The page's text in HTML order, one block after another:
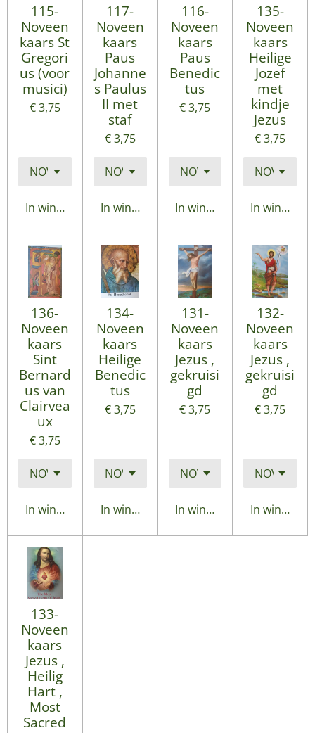
115-
Noveen
kaars St
Gregori
us (voor
musici)
€ 3,75
In winkelwagen
117-
Noveen
kaars
Paus
Johanne
s Paulus
II met
staf
€ 3,75
In winkelwagen
116-
Noveen
kaars
Paus
Benedic
tus
€ 3,75
In winkelwagen
135-
Noveen
kaars
Heilige
Jozef
met
kindje
Jezus
€ 3,75
In
136-
Noveen
kaars
Sint
Bernard
us van
Clairvea
ux
€ 3,75
In winkelwagen
134-
Noveen
kaars
Heilige
Benedic
tus
€ 3,75
In winkelwagen
131-
Noveen
kaars
Jezus ,
gekruisi
gd
€ 3,75
In winkelwagen
132-
Noveen
kaars
Jezus ,
gekruisi
gd
€ 3,75
In
133-
Noveen
kaars
Jezus ,
Heilig
Hart ,
Most
Sacred